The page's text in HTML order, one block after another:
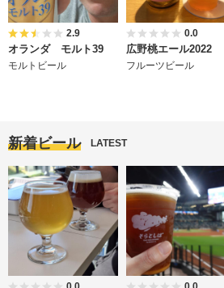
2.9
オランダ モルト39
モルトビール
0.0
広野桃エール2022
フルーツビール
新着ビール LATEST